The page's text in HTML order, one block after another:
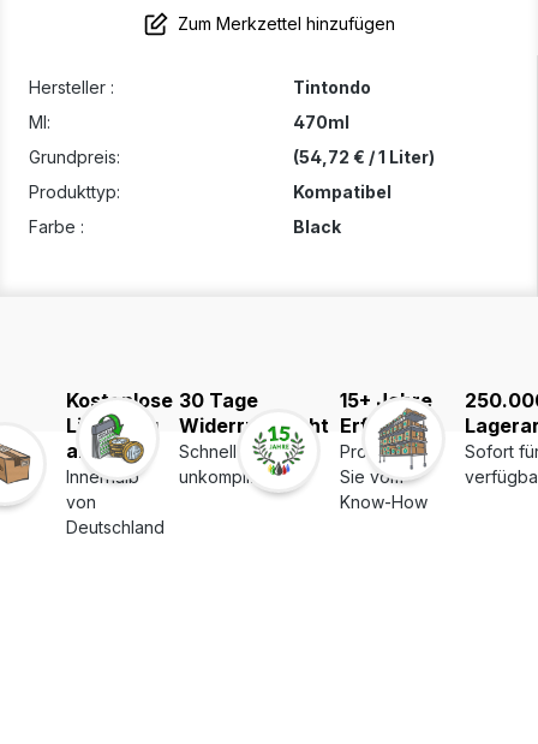
Hersteller :
Tintondo
Ml:
470ml
Grundpreis:
(54,72 € / 1 Liter)
Produkttyp:
Kompatibel
Farbe :
Black
Zum Merkzettel hinzufügen
Kostenlose
Lieferung
ab 39€
Innerhalb
von
Deutschland
30 Tage
Widerrufsrecht
Schnell und
unkompliziert
15+ Jahre
Erfahrung
Profitieren
Sie vom
Know-How
Sofort